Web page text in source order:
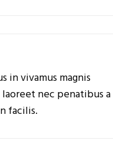
in vivamus magnis
nec penatibus a
facilis.